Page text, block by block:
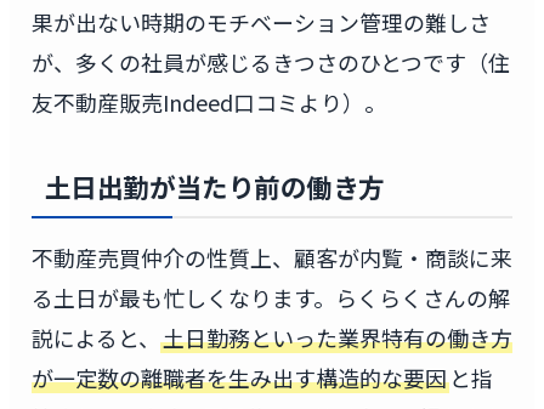
果が出ない時期のモチベーション管理の難しさ
が、多くの社員が感じるきつさのひとつです（住
友不動産販売Indeed口コミより）。
土日出勤が当たり前の働き方
不動産売買仲介の性質上、顧客が内覧・商談に来
る土日が最も忙しくなります。らくらくさんの解
説によると、 土日勤務といった業界特有の働き方
が一定数の離職者を生み出す構造的な要因と指